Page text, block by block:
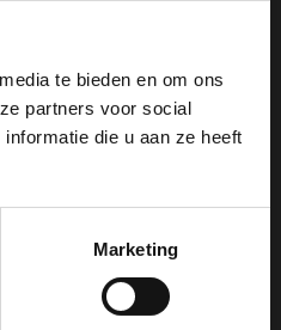
te bieden en om ons
partners voor social
die u aan ze heeft
Marketing